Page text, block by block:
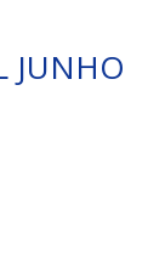
JUNHO